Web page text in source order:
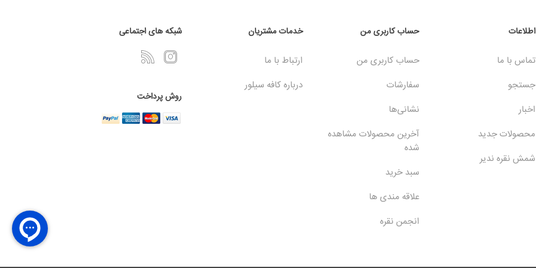
اطلاعات
تماس با ما
جستجو
اخبار
محصولات جدید
شمش نقره ندیر
حساب کاربری من
حساب کاربری من
سفارشات
نشانی‌ها
آخرین محصولات مشاهده
شده
سبد خرید
علاقه مندی ها
انجمن نقره
خدمات مشتریان
ارتباط با ما
درباره کافه سیلور
شبکه های اجتماعی
روش پرداخت